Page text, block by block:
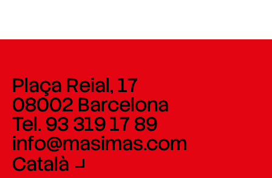
Plaça Reial, 17
08002 Barcelona
Tel. 93 319 17 89
info@masimas.com
Català